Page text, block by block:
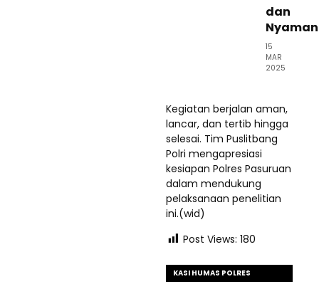
dan
Nyaman
15
MAR
2025
Kegiatan berjalan aman,
lancar, dan tertib hingga
selesai. Tim Puslitbang
Polri mengapresiasi
kesiapan Polres Pasuruan
dalam mendukung
pelaksanaan penelitian
ini.(wid)
Post Views: 180
KASI HUMAS POLRES